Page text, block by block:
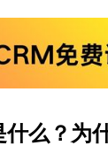
么？为